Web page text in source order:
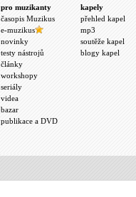
pro muzikanty
časopis Muzikus
e-muzikus
novinky
testy nástrojů
články
workshopy
seriály
videa
bazar
publikace a DVD
kapely
přehled kapel
mp3
soutěže kapel
blogy kapel